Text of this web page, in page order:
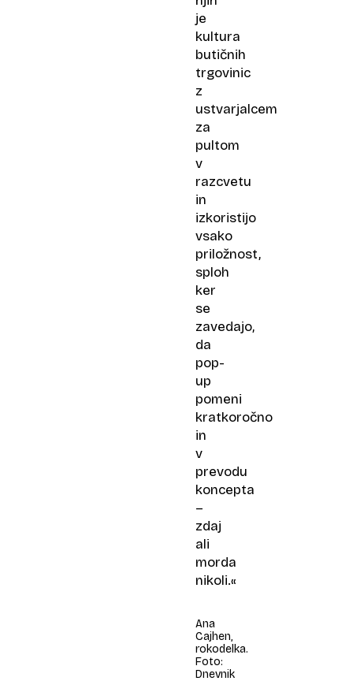
je
kultura
butičnih
trgovinic
z
ustvarjalcem
za
pultom
v
razcvetu
in
izkoristijo
vsako
priložnost,
sploh
ker
se
zavedajo,
da
pop-
up
pomeni
kratkoročno
in
v
prevodu
koncepta
–
zdaj
ali
morda
nikoli.«
Ana
Cajhen,
rokodelka.
Foto:
Dnevnik